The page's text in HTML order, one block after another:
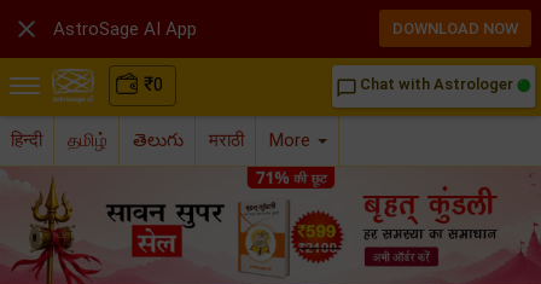
₹0 chat_bubble_outline Chat with Astrologer
हिन्दी தமிழ் తెలుగు मराठी More
 AstroSage AI App DOWNLOAD NOW